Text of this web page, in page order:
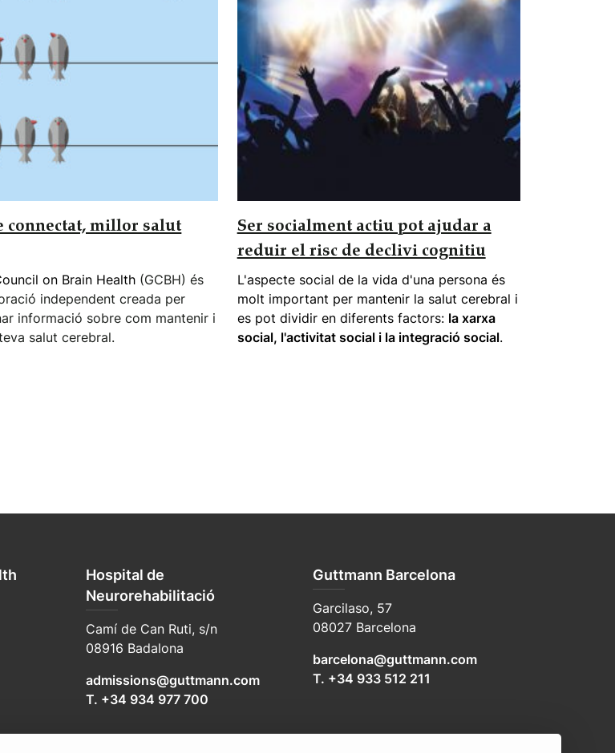
connectat, millor salut
on Brain Health (GCBH) és
independent creada per
informació sobre com mantenir i
salut cerebral.
Ser socialment actiu pot ajudar a
reduir el risc de declivi cognitiu
L'aspecte social de la vida d'una persona és
molt important per mantenir la salut cerebral i
es pot dividir en diferents factors: la xarxa
social, l'activitat social i la integració social.
Hospital de
Neurorehabilitació
Camí de Can Ruti, s/n
08916 Badalona
admissions@guttmann.com
T. +34 934 977 700
Guttmann Barcelona
Garcilaso, 57
08027 Barcelona
barcelona@guttmann.com
T. +34 933 512 211